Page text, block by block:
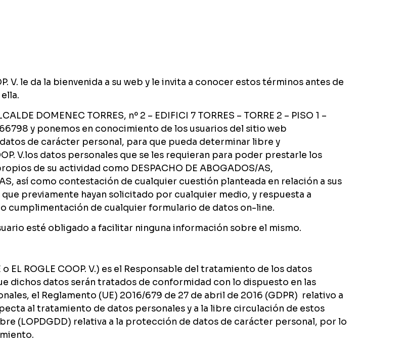
V. le da la bienvenida a su web y le invita a conocer estos términos antes de
DOMENEC TORRES, nº 2 – EDIFICI 7 TORRES – TORRE 2 – PISO 1 –
y ponemos en conocimiento de los usuarios del sitio web
de carácter personal, para que pueda determinar libre y
V.los datos personales que se les requieran para poder prestarle los
de su actividad como DESPACHO DE ABOGADOS/AS,
AS, así como contestación de cualquier cuestión planteada en relación a sus
previamente hayan solicitado por cualquier medio, y respuesta a
cumplimentación de cualquier formulario de datos on-line.
esté obligado a facilitar ninguna información sobre el mismo.
o EL ROGLE COOP. V.) es el Responsable del tratamiento de los datos
dichos datos serán tratados de conformidad con lo dispuesto en las
el Reglamento (UE) 2016/679 de 27 de abril de 2016 (GDPR) relativo a
al tratamiento de datos personales y a la libre circulación de estos
(LOPDGDD) relativa a la protección de datos de carácter personal, por lo